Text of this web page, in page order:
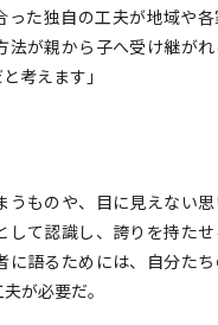
った独自の工夫が地域や
法が親から子へ受け継が
考えます」
うものや、目に見えない
して認識し、誇りを持た
に語るためには、自分た
が必要だ。